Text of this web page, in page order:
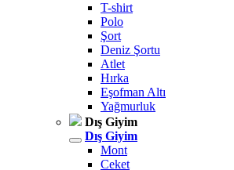
T-shirt
Polo
Şort
Deniz Şortu
Atlet
Hırka
Eşofman Altı
Yağmurluk
Dış Giyim
Dış Giyim
Mont
Ceket